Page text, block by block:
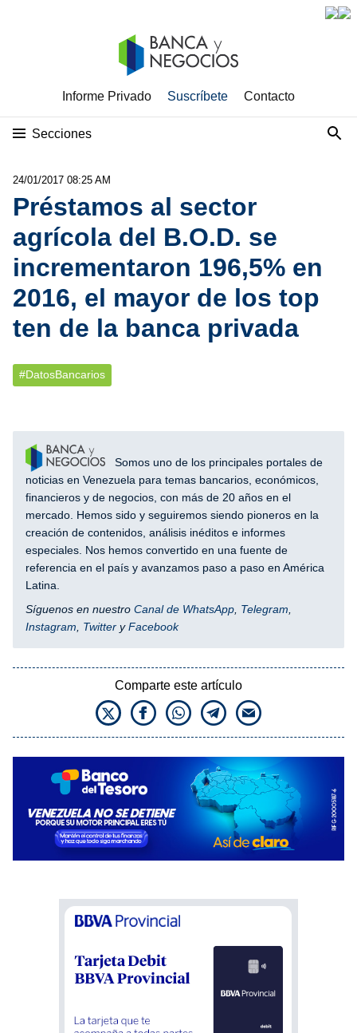
Informe Privado Suscríbete Contacto
Secciones
24/01/2017 08:25 AM
Préstamos al sector
agrícola del B.O.D. se
incrementaron 196,5% en
2016, el mayor de los top
ten de la banca privada
#DatosBancarios
Somos uno de los principales portales de
noticias en Venezuela para temas bancarios, económicos,
financieros y de negocios, con más de 20 años en el
mercado. Hemos sido y seguiremos siendo pioneros en la
creación de contenidos, análisis inéditos e informes
especiales. Nos hemos convertido en una fuente de
referencia en el país y avanzamos paso a paso en América
Latina.
Síguenos en nuestro Canal de WhatsApp, Telegram,
Instagram, Twitter yFacebook
Comparte este artículo